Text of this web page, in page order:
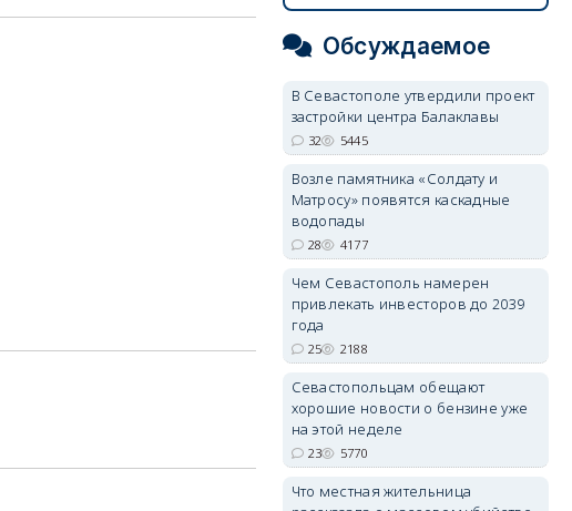
Обсуждаемое
В Севастополе утвердили проект
застройки центра Балаклавы
32 5445
Возле памятника «Солдату и
Матросу» появятся каскадные
водопады
28 4177
Чем Севастополь намерен
привлекать инвесторов до 2039
года
25 2188
Севастопольцам обещают
хорошие новости о бензине уже
на этой неделе
23 5770
Что местная жительница